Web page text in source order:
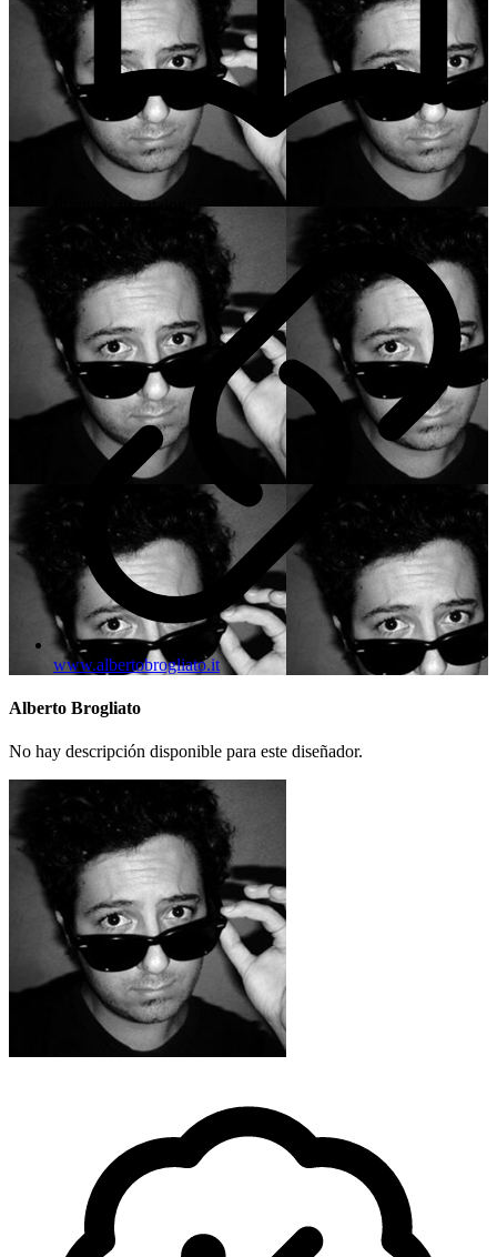
Products in catalog: 7
www.albertobrogliato.it
Alberto Brogliato
No hay descripción disponible para este diseñador.